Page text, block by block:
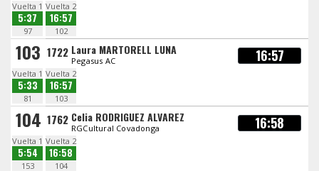
Vuelta 1
5:37
97
Vuelta 2
16:57
102
103 1722 Laura MARTORELL LUNA
Pegasus AC 16:57
Vuelta 1
5:33
81
Vuelta 2
16:57
103
104 1762 Celia RODRIGUEZ ALVAREZ
RGCultural Covadonga 16:58
Vuelta 1
5:54
153
Vuelta 2
16:58
104